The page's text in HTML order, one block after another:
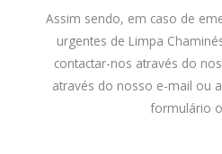
Assim sendo, em caso de
urgentes de Limpa
contactar-nos através do
através do nosso e-mail ou
formulário